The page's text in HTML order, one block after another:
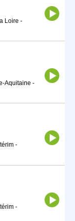
Loire -
Aquitaine -
-
-